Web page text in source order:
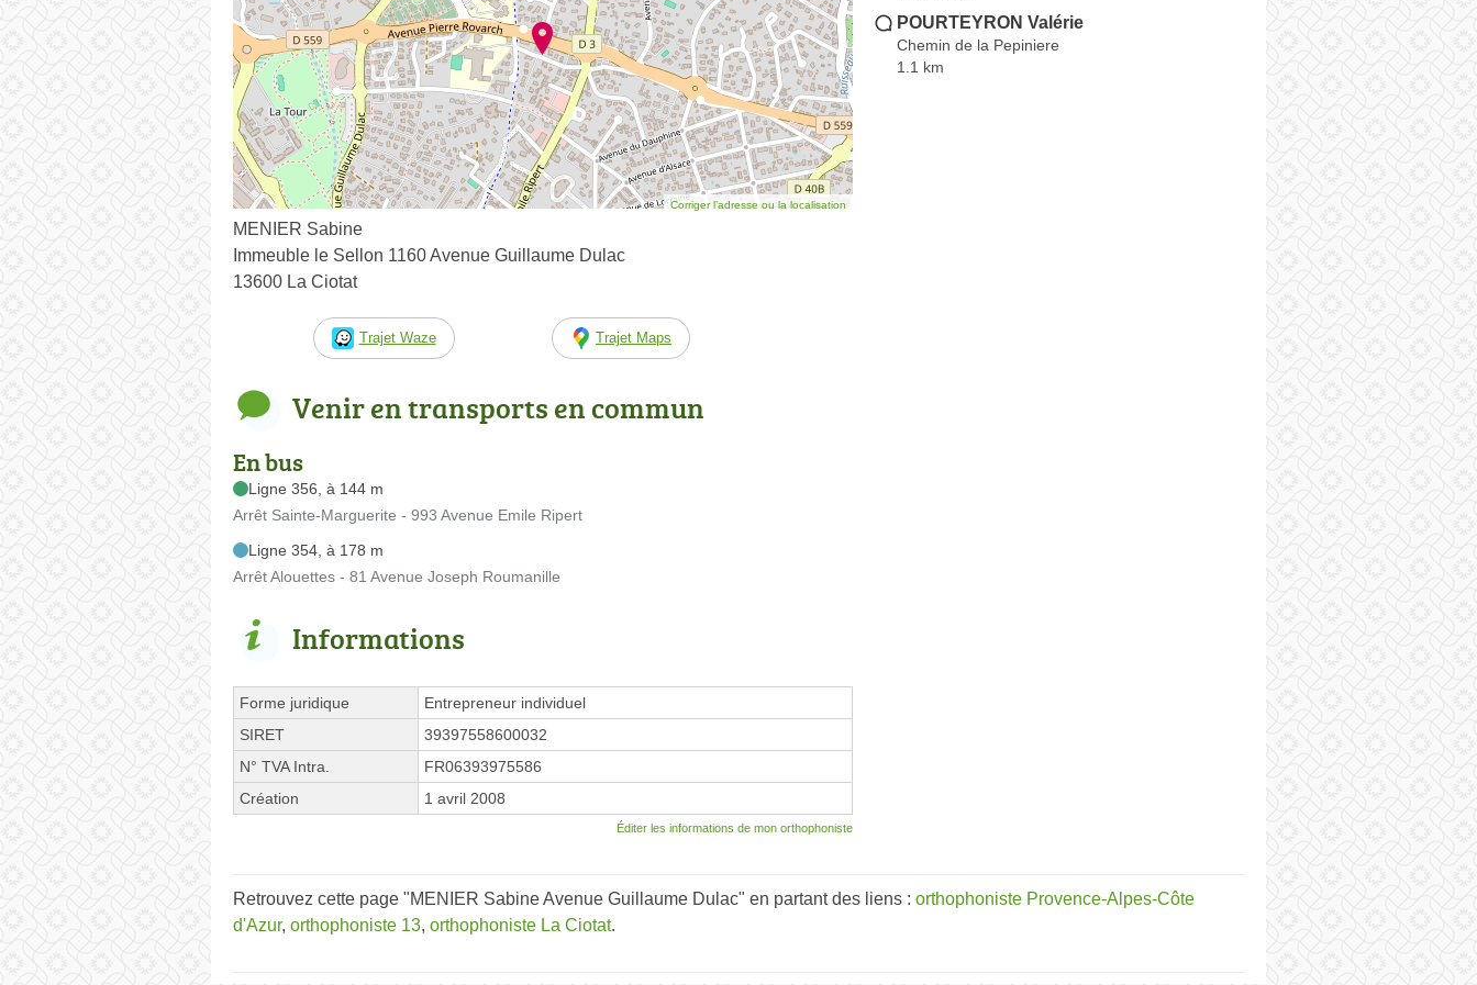
Corriger l’adresse ou la localisation
MENIER Sabine
Immeuble le Sellon 1160 Avenue Guillaume Dulac
13600 La Ciotat
Trajet Waze Trajet Maps
Venir en transports en commun
En bus
Ligne 356, à 144 m
Arrêt Sainte-Marguerite - 993 Avenue Emile Ripert
Ligne 354, à 178 m
Arrêt Alouettes - 81 Avenue Joseph Roumanille
Informations
Forme juridique
Entrepreneur individuel
SIRET
39397558600032
N° TVA Intra.
FR06393975586
Création
1 avril 2008
Éditer les informations de mon orthophoniste
POURTEYRON Valérie
Chemin de la Pepiniere
1.1 km
Retrouvez cette page "MENIER Sabine Avenue Guillaume Dulac" en partant des liens : orthophoniste Provence-Alpes-Côte
d'Azur, orthophoniste 13, orthophoniste La Ciotat.